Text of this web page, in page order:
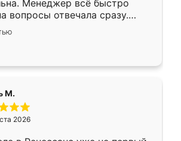
Менеджер всё быстро
вопросы отвечала сразу.
в субботу, подошёл к
ответственностью. Собрали
работали аккуратно, даже
М.
2026